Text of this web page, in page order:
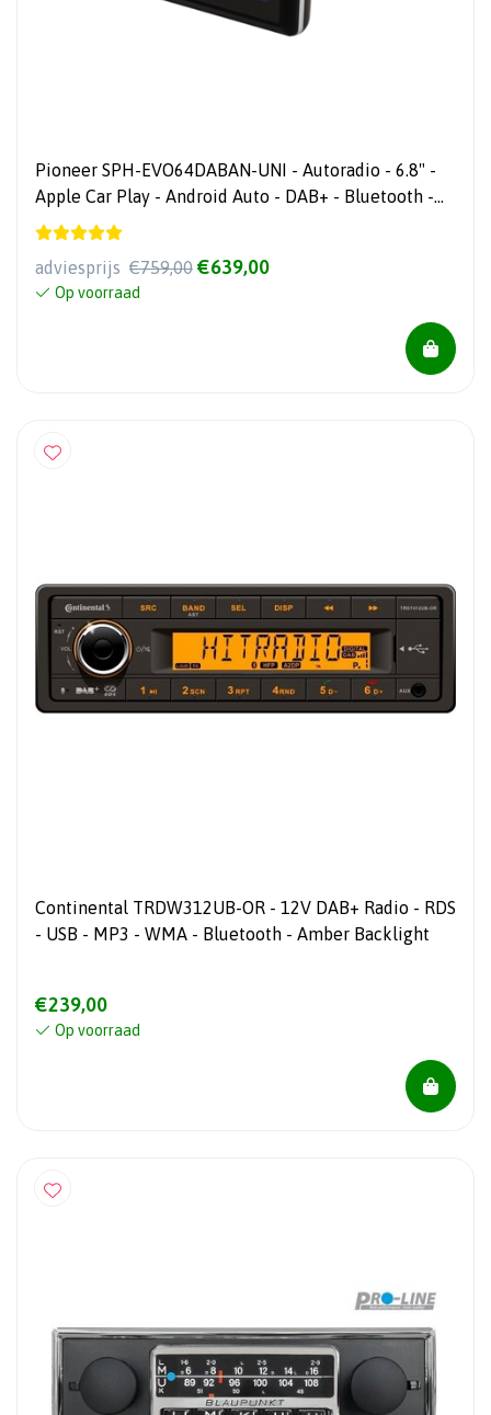
Pioneer SPH-EVO64DABAN-UNI - Autoradio - 6.8" -
Apple Car Play - Android Auto - DAB+ - Bluetooth -
USB
adviesprijs €759,00 €639,00
Op voorraad
Continental TRDW312UB-OR - 12V DAB+ Radio - RDS
- USB - MP3 - WMA - Bluetooth - Amber Backlight
€239,00
Op voorraad